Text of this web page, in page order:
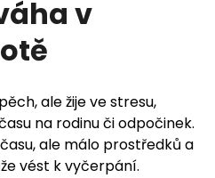
v
ale žije ve stresu,
na rodinu či odpočinek.
ale málo prostředků a
vést k vyčerpání.